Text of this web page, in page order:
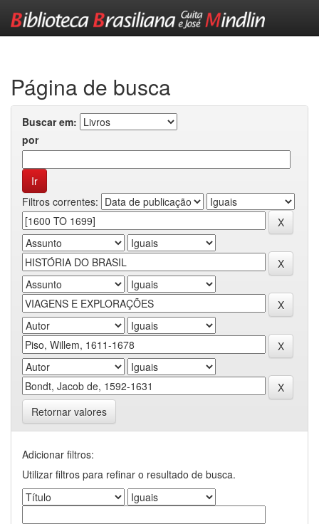
Página de busca
Buscar em:
por
Filtros correntes:
Retornar valores
Adicionar filtros:
Utilizar filtros para refinar o resultado de busca.